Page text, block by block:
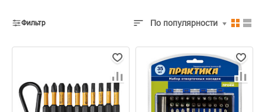
Фильтр По популярности